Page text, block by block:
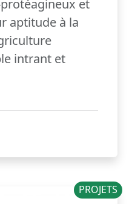
et
aptitude à la
intrant et
PROJETS